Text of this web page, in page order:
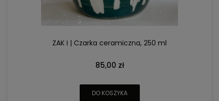
ZAK I | Czarka ceramiczna, 250 ml
85,00 zł
DO KOSZYKA